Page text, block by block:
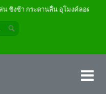
ชิงช้า กระดานลื่น อุโมงค์ลอด